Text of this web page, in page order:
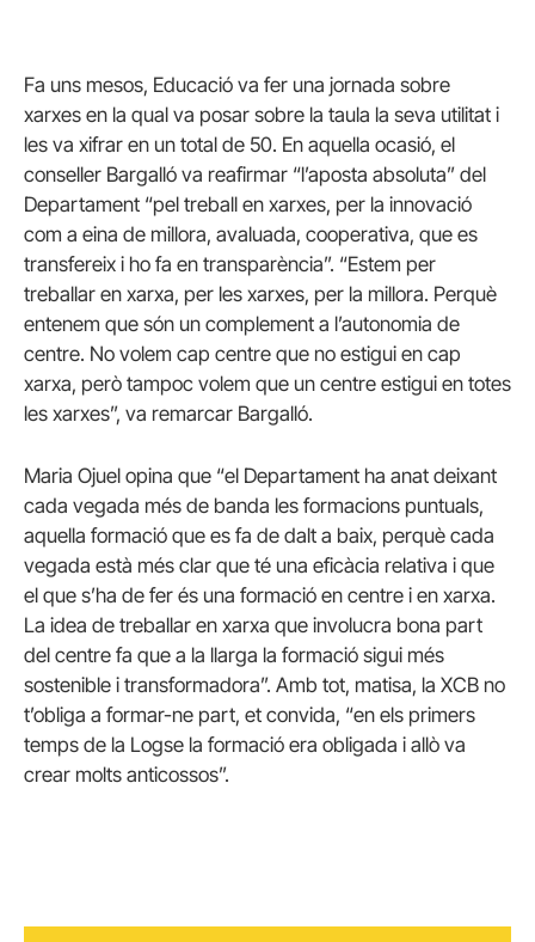
Fa uns mesos, Educació va fer una jornada sobre
xarxes en la qual va posar sobre la taula la seva utilitat i
les va xifrar en un total de 50. En aquella ocasió, el
conseller Bargalló va reafirmar “l’aposta absoluta” del
Departament “pel treball en xarxes, per la innovació
com a eina de millora, avaluada, cooperativa, que es
transfereix i ho fa en transparència”. “Estem per
treballar en xarxa, per les xarxes, per la millora. Perquè
entenem que són un complement a l’autonomia de
centre. No volem cap centre que no estigui en cap
xarxa, però tampoc volem que un centre estigui en totes
les xarxes”, va remarcar Bargalló.
Maria Ojuel opina que “el Departament ha anat deixant
cada vegada més de banda les formacions puntuals,
aquella formació que es fa de dalt a baix, perquè cada
vegada està més clar que té una eficàcia relativa i que
el que s’ha de fer és una formació en centre i en xarxa.
La idea de treballar en xarxa que involucra bona part
del centre fa que a la llarga la formació sigui més
sostenible i transformadora”. Amb tot, matisa, la XCB no
t’obliga a formar-ne part, et convida, “en els primers
temps de la Logse la formació era obligada i allò va
crear molts anticossos”.